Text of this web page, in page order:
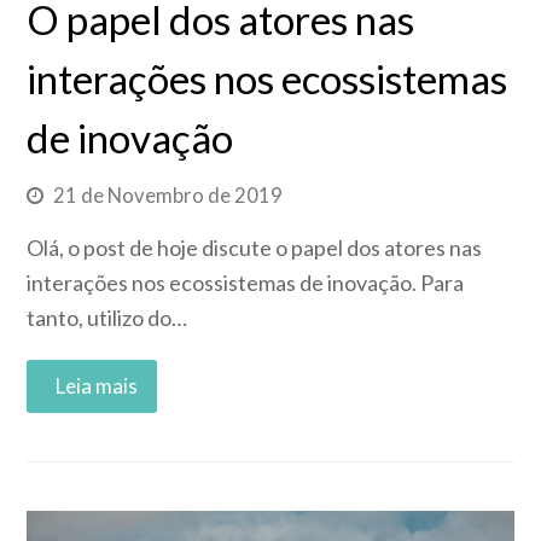
O papel dos atores nas
interações nos ecossistemas
de inovação
21 de Novembro de 2019
Olá, o post de hoje discute o papel dos atores nas
interações nos ecossistemas de inovação. Para
tanto, utilizo do…